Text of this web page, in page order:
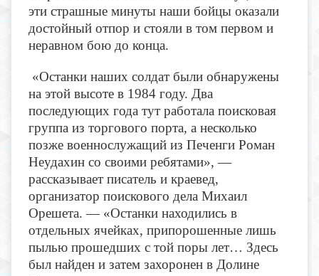
эти страшные минуты наши бойцы оказали
достойный отпор и стояли в том первом и
неравном бою до конца.
«Останки наших солдат были обнаружены
на этой высоте в 1984 году. Два
последующих года тут работала поисковая
группа из торгового порта, а несколько
позже военнослужащий из Печенги Роман
Неудахин со своими ребятами», —
рассказывает писатель и краевед,
организатор поискового дела Михаил
Орешета. — «Останки находились в
отдельных ячейках, припорошенные лишь
пылью прошедших с той поры лет… Здесь
был найден и затем захоронен в Долине